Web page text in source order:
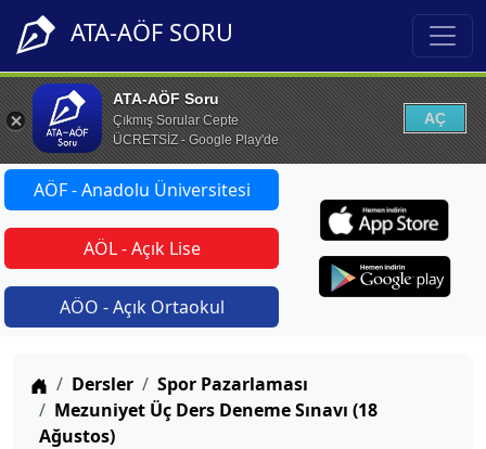
ATA-AÖF SORU
ATA-AÖF Soru
Çıkmış Sorular Cepte
ÜCRETSİZ - Google Play'de
AÇ
AÖF - Anadolu Üniversitesi
AÖL - Açık Lise
AÖO - Açık Ortaokul
Anasayfa
Dersler
Spor Pazarlaması
Mezuniyet Üç Ders Deneme Sınavı (18
Ağustos)